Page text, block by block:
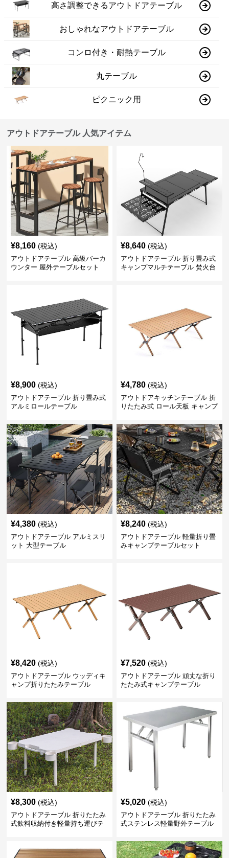
高さ調整できるアウトドアテーブル
おしゃれなアウトドアテーブル
コンロ付き・耐熱テーブル
丸テーブル
ピクニック用
アウトドアテーブル 人気アイテム
¥8,160 (税込)
アウトドアテーブル 高級バーカ
ウンター 屋外テーブルセット
¥8,640 (税込)
アウトドアテーブル 折り畳み式
キャンプマルチテーブル 焚火台
¥8,900 (税込)
アウトドアテーブル 折り畳み式
アルミロールテーブル
¥4,780 (税込)
アウトドアキッチンテーブル 折
りたたみ式 ロール天板 キャンプ
¥4,380 (税込)
アウトドアテーブル アルミスリ
ット 大型テーブル
¥8,240 (税込)
アウトドアテーブル 軽量折り畳
みキャンプテーブルセット
¥8,420 (税込)
アウトドアテーブル ウッディキ
ャンプ折りたたみテーブル
¥7,520 (税込)
アウトドアテーブル 頑丈な折り
たたみ式キャンプテーブル
¥8,300 (税込)
アウトドアテーブル 折りたたみ
式飲料収納付き軽量持ち運びテ
¥5,020 (税込)
アウトドアテーブル 折りたたみ
式ステンレス軽量野外テーブル